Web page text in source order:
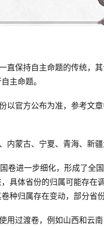
直保持自主命题的传统，
主命题。
以官方公布为准，参考文
内蒙古、宁夏、青海、新疆
卷进一步细化，形成了全
具体省份的归属可能存在
种归属存在变动，部分省
用过渡卷，例如山西和云